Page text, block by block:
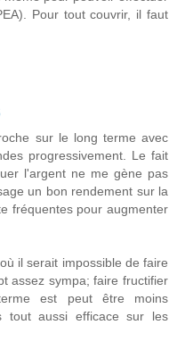
Pour tout couvrir, il faut
sur le long terme avec
progressivement. Le fait
l'argent ne me gène pas
un bon rendement sur la
fréquentes pour augmenter
il serait impossible de faire
assez sympa; faire fructifier
est peut être moins
tout aussi efficace sur les